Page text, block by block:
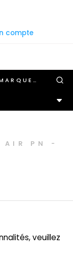
compte
AIR PN
-
veuillez